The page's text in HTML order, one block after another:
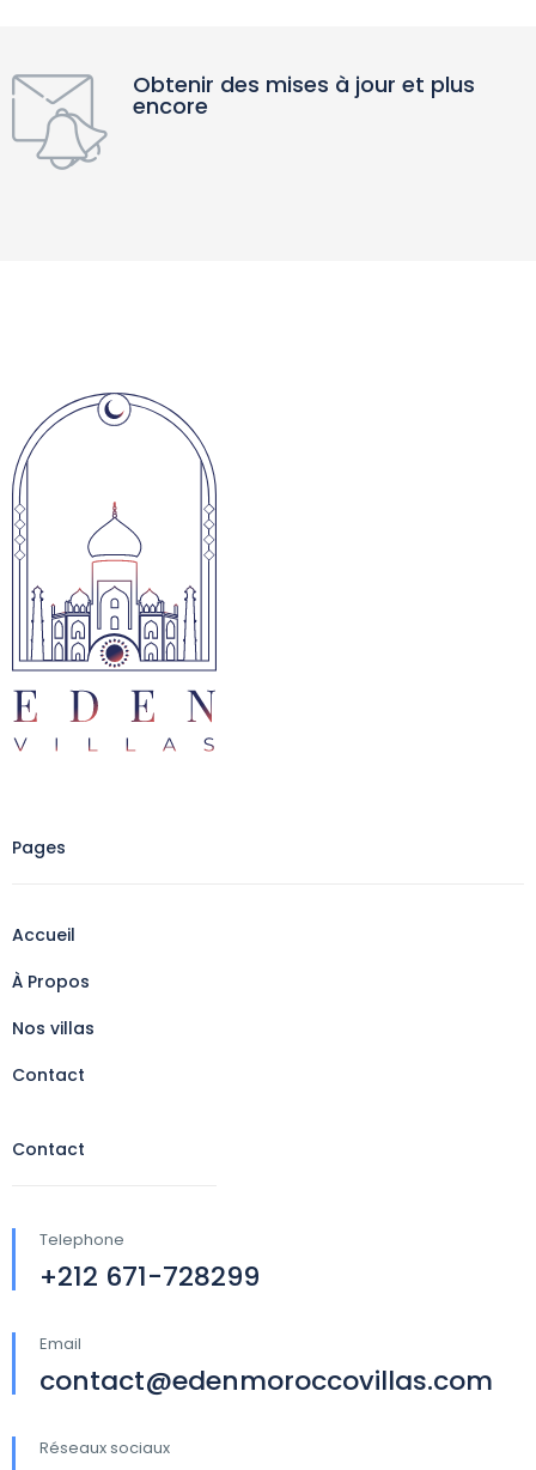
Obtenir des mises à jour et plus
encore
Pages
Accueil
À Propos
Nos villas
Contact
Contact
Telephone
+212 671-728299
Email
contact@edenmoroccovillas.com
Réseaux sociaux